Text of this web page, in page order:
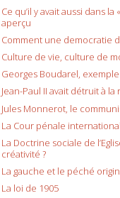
Ce qu’il y avait aussi dans
aperçu
Comment une democratie
Culture de vie, culture de
Georges Boudarel,
Jean-Paul II avait détruit à
Jules Monnerot, le
La Cour pénale
La Doctrine sociale de
créativité ?
La gauche et le péché
La loi de 1905